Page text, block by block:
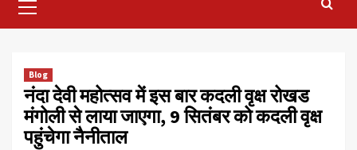
Menu
Blog
नंदा देवी महोत्सव में इस बार कदली वृक्ष रोखड
मंगोली से लाया जाएगा, 9 सितंबर को कदली वृक्ष
पहुंचेगा नैनीताल